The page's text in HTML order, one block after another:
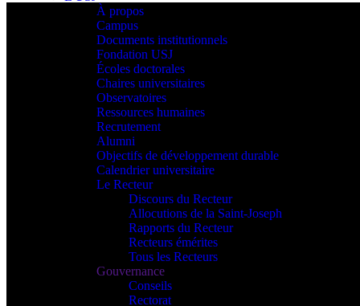
À propos
Campus
Documents institutionnels
Fondation USJ
Écoles doctorales
Chaires universitaires
Observatoires
Ressources humaines
Recrutement
Alumni
Objectifs de développement durable
Calendrier universitaire
Le Recteur
Discours du Recteur
Allocutions de la Saint-Joseph
Rapports du Recteur
Recteurs émérites
Tous les Recteurs
Gouvernance
Conseils
Rectorat